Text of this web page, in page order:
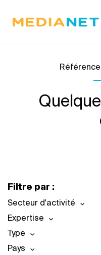
Filtre par :
Secteur d'activité
Expertise
Type
Pays